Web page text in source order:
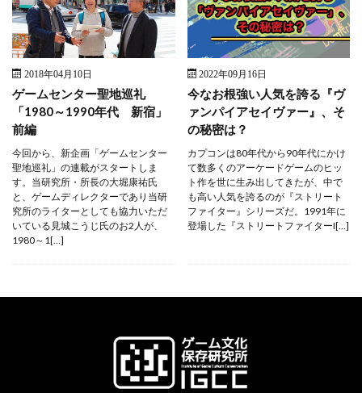
2018年04月10日
ゲームセンター聖地巡礼
「1980～1990年代 新宿」
前編
今回から、新企画「ゲームセンター
聖地巡礼」の連載がスタートしま
す。当研究所・所長の大堀康祐氏
と、ゲームディレクターであり当研
究所のライターとしても協力いただ
いている見城こうじ氏のお2人が、
1980～1[…]
2022年09月16日
今なお根強い人気を誇る『ヴ
ァンパイアセイヴァー』、そ
の秘密は？
カプコンは80年代から90年代にかけ
て数多くのアーケードゲームのヒッ
ト作を世に生み出してきたが、中で
も高い人気を誇るのが『ストリート
ファイター』シリーズだ。1991年に
登場した『ストリートファイターI[…]